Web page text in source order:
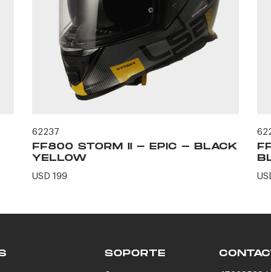
62237
FF800 STORM II - EPIC - BLACK
YELLOW
USD 199
SOPORTE